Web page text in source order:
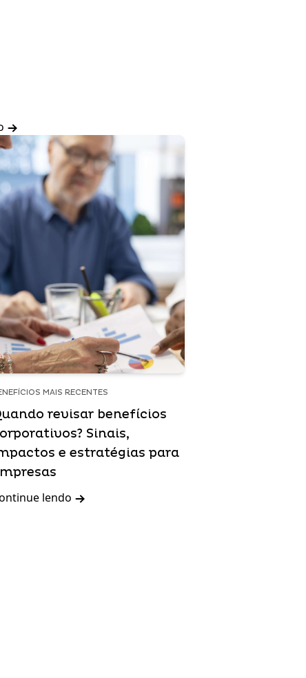
MAIS RECENTES
revisar benefícios
Sinais,
e estratégias para
lendo